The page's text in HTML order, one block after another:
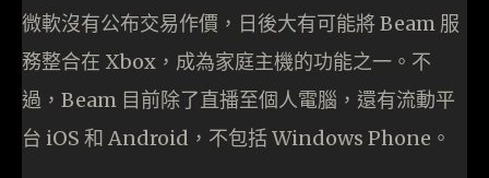
微軟沒有公布交易作價，日後大有可能將 Beam 服
務整合在 Xbox，成為家庭主機的功能之一。不
過，Beam 目前除了直播至個人電腦，還有流動平
台 iOS 和 Android，不包括 Windows Phone。